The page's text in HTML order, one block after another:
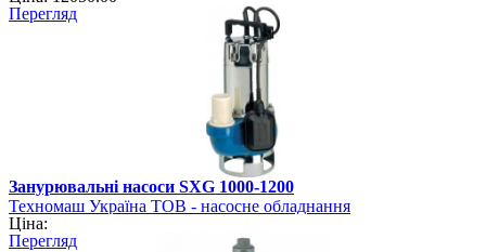
Перегляд
Занурювальні насоси SXG 1000-1200
Техномаш Україна ТОВ - насосне обладнання
Ціна:
Перегляд